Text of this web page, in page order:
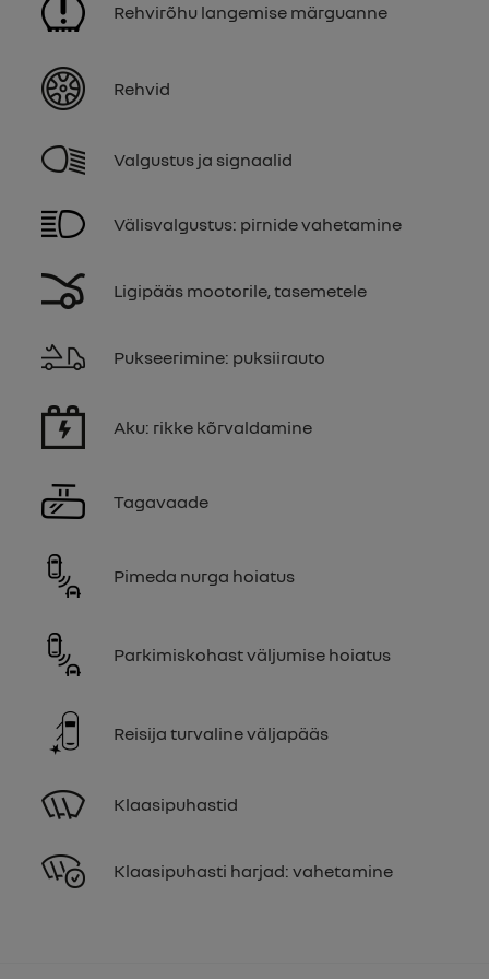
Rehvirõhu langemise märguanne
Rehvid
Valgustus ja signaalid
Välisvalgustus: pirnide vahetamine
Ligipääs mootorile, tasemetele
Pukseerimine: puksiirauto
Aku: rikke kõrvaldamine
Tagavaade
Pimeda nurga hoiatus
Parkimiskohast väljumise hoiatus
Reisija turvaline väljapääs
Klaasipuhastid
Klaasipuhasti harjad: vahetamine